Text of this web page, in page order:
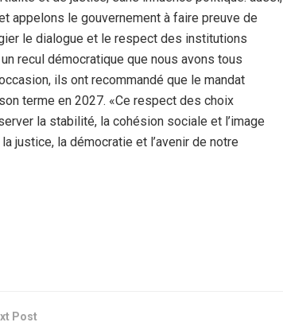
appelons le gouvernement à faire preuve de
le dialogue et le respect des institutions
recul démocratique que nous avons tous
ils ont recommandé que le mandat
terme en 2027. «Ce respect des choix
la stabilité, la cohésion sociale et l’image
justice, la démocratie et l’avenir de notre
Post